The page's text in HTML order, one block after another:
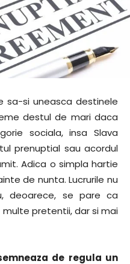
sa-si uneasca destinele
destul de mari daca
sociala, insa Slava
prenuptial sau acordul
Adica o simpla hartie
de nunta. Lucrurile nu
deoarece, se pare ca
pretentii, dar si mai
de regula un